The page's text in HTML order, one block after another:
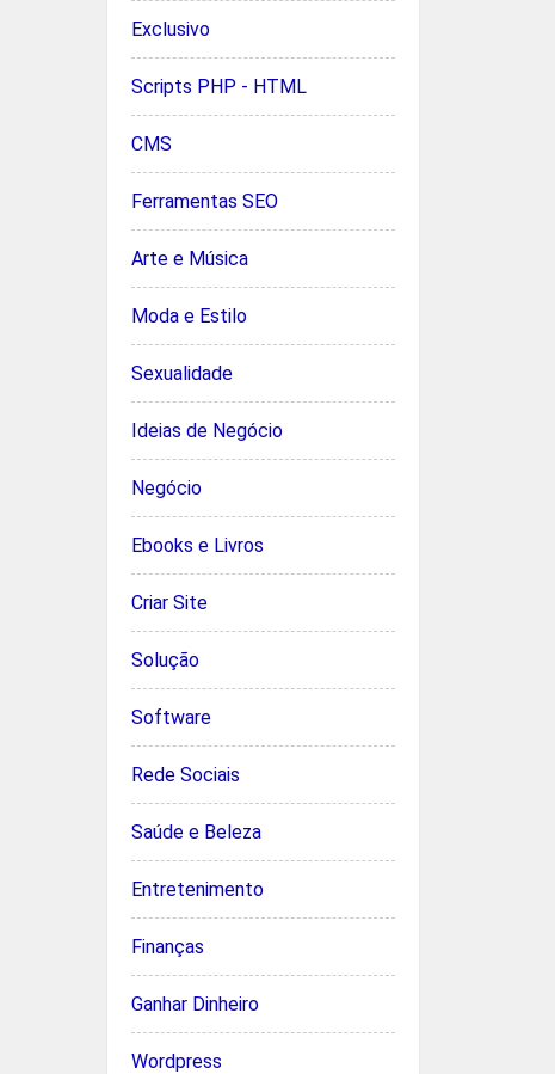
Exclusivo
Scripts PHP - HTML
CMS
Ferramentas SEO
Arte e Música
Moda e Estilo
Sexualidade
Ideias de Negócio
Negócio
Ebooks e Livros
Criar Site
Solução
Software
Rede Sociais
Saúde e Beleza
Entretenimento
Finanças
Ganhar Dinheiro
Wordpress